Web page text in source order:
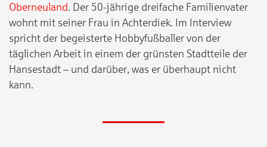
Oberneuland. Der 50-jährige dreifache Familienvater
wohnt mit seiner Frau in Achterdiek. Im Interview
spricht der begeisterte Hobbyfußballer von der
täglichen Arbeit in einem der grünsten Stadtteile der
Hansestadt – und darüber, was er überhaupt nicht
kann.